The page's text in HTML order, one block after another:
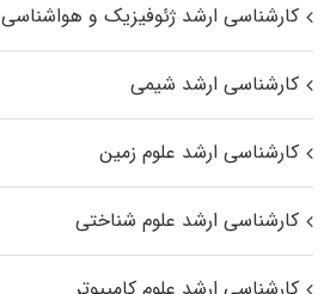
کارشناسی ارشد ژئوفیزیک و هواشناسی
کارشناسی ارشد شیمی
کارشناسی ارشد علوم زمین
کارشناسی ارشد علوم شناختی